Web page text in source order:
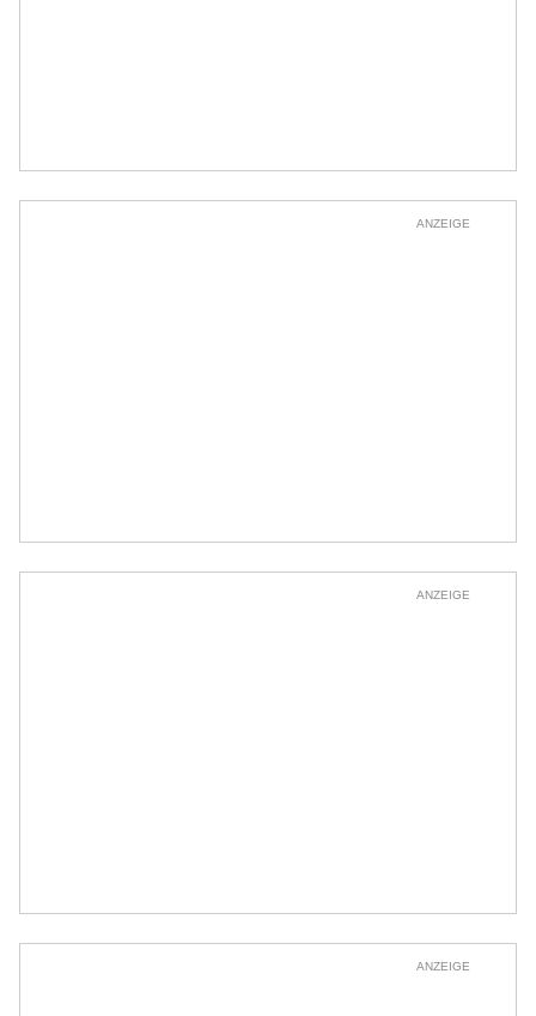
ANZEIGE
ANZEIGE
ANZEIGE